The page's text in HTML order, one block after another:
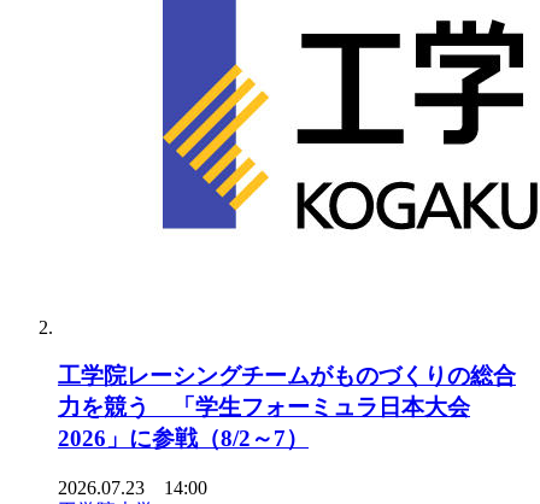
工学院レーシングチームがものづくりの総合
力を競う 「学生フォーミュラ日本大会
2026」に参戦（8/2～7）
2026.07.23 14:00